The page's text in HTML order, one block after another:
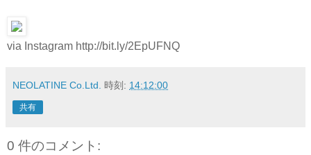
via Instagram http://bit.ly/2EpUFNQ
NEOLATINE Co.Ltd. 時刻: 14:12:00
共有
0 件のコメント: